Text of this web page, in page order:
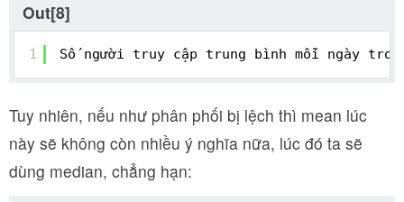
Out[8]
1 Số người truy cập trung bình mỗi ngày
Tuy nhiên, nếu như phân phối bị lệch thì mean lúc
này sẽ không còn nhiều ý nghĩa nữa, lúc đó ta sẽ
dùng median, chẳng hạn: